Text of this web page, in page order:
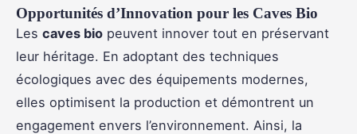
Opportunités d’Innovation pour les Caves Bio
Les caves bio peuvent innover tout en préservant
leur héritage. En adoptant des techniques
écologiques avec des équipements modernes,
elles optimisent la production et démontrent un
engagement envers l’environnement. Ainsi, la